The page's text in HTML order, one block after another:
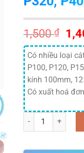
1,500₫
Giá
là:
Có nhiều loại
P100, P120,
kính 100mm,
Có xuất hoá
Số lượng